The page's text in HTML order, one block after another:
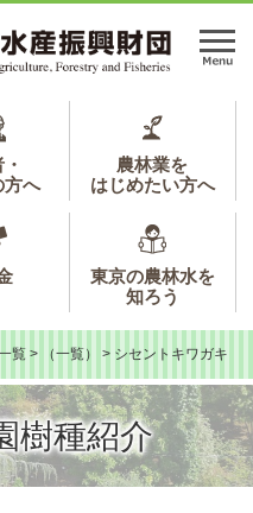
メ
方へ
農林業を
はじめたい方へ
東京の農林水を
知ろう
覧 > （一覧） > シセントキワガキ
樹種紹介